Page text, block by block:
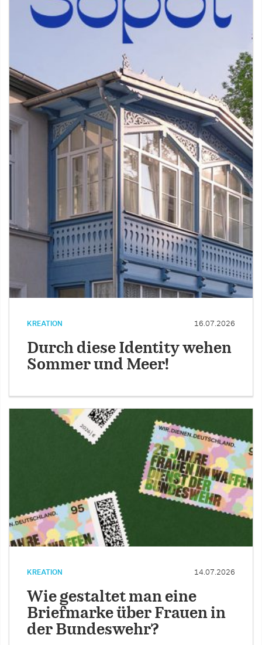
KREATION 16.07.2026
Durch diese Identity wehen
Sommer und Meer!
KREATION 14.07.2026
Wie gestaltet man eine
Briefmarke über Frauen in
der Bundeswehr?